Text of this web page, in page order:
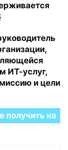
ИТ-услуг,
и цели
на